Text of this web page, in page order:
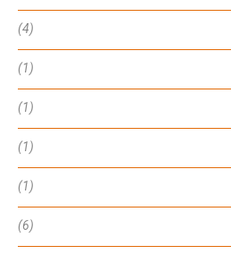
(4)
(1)
(1)
(1)
(1)
(6)